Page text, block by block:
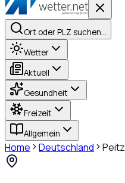
Ort oder PLZ suchen…
Wetter
Aktuell
Gesundheit
Freizeit
Allgemein
Home Deutschland Peitz